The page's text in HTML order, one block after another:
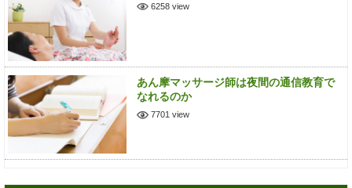
6258 view
あん摩マッサージ師は夜間の通信教育で
なれるのか
7701 view